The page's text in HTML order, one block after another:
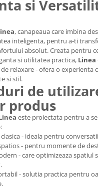
si
, canapeaua care imbina
inteligenta, pentru a-ti
absolut. Creata pentru
si utilitatea practica, Linea
relaxare - ofera o experienta
si stil.
de
produs
este proiectata pentru a
- ideala pentru
- pentru momente de
- care optimizeaza spatiul
- solutia practica pentru